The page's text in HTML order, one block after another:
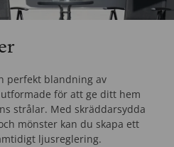
perfekt blandning av
för att ge ditt hem
strålar. Med skräddarsydda
mönster kan du skapa ett
ljusreglering.